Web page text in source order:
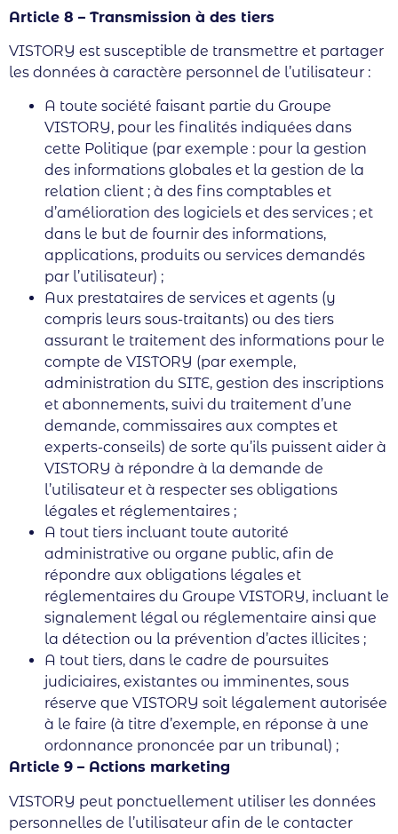
Article 8 – Transmission à des tiers
VISTORY est susceptible de transmettre et partager
les données à caractère personnel de l’utilisateur :
A toute société faisant partie du Groupe
VISTORY, pour les finalités indiquées dans
cette Politique (par exemple : pour la gestion
des informations globales et la gestion de la
relation client ; à des fins comptables et
d’amélioration des logiciels et des services ; et
dans le but de fournir des informations,
applications, produits ou services demandés
par l’utilisateur) ;
Aux prestataires de services et agents (y
compris leurs sous-traitants) ou des tiers
assurant le traitement des informations pour le
compte de VISTORY (par exemple,
administration du SITE, gestion des inscriptions
et abonnements, suivi du traitement d’une
demande, commissaires aux comptes et
experts-conseils) de sorte qu’ils puissent aider à
VISTORY à répondre à la demande de
l’utilisateur et à respecter ses obligations
légales et réglementaires ;
A tout tiers incluant toute autorité
administrative ou organe public, afin de
répondre aux obligations légales et
réglementaires du Groupe VISTORY, incluant le
signalement légal ou réglementaire ainsi que
la détection ou la prévention d’actes illicites ;
A tout tiers, dans le cadre de poursuites
judiciaires, existantes ou imminentes, sous
réserve que VISTORY soit légalement autorisée
à le faire (à titre d’exemple, en réponse à une
ordonnance prononcée par un tribunal) ;
Article 9 – Actions marketing
VISTORY peut ponctuellement utiliser les données
personnelles de l’utilisateur afin de le contacter